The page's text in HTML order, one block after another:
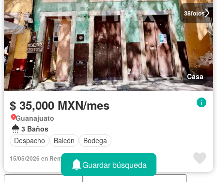
38fotos
Casa
$ 35,000 MXN/mes
Guanajuato
3 Baños
Despacho
Balcón Bodega
15/05/2026 en Remax - RE/MAX Total
Guardar búsqueda